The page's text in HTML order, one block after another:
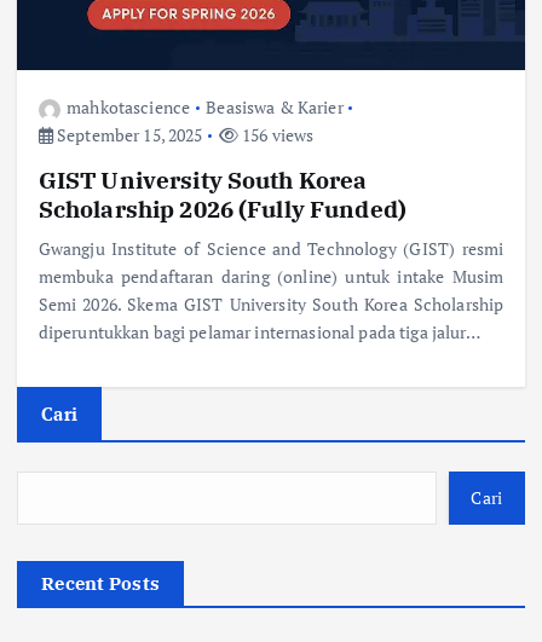
mahkotascience
Beasiswa & Karier
September 15, 2025
156 views
GIST University South Korea
Scholarship 2026 (Fully Funded)
Gwangju Institute of Science and Technology (GIST) resmi
membuka pendaftaran daring (online) untuk intake Musim
Semi 2026. Skema GIST University South Korea Scholarship
diperuntukkan bagi pelamar internasional pada tiga jalur…
Cari
Cari
Recent Posts